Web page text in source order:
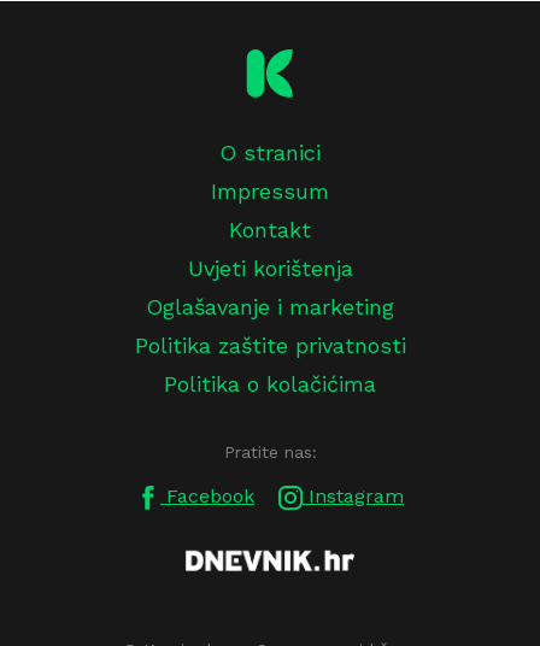
O stranici
Impressum
Kontakt
Uvjeti korištenja
Oglašavanje i marketing
Politika zaštite privatnosti
Politika o kolačićima
Pratite nas:
Facebook Instagram